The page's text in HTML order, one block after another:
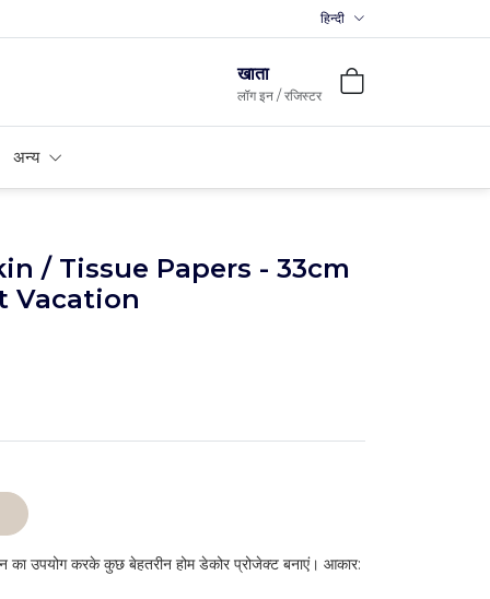
हिन्दी
खाता
लॉग इन / रजिस्टर
अन्य
/ Tissue Papers - 33cm
Vacation
का उपयोग करके कुछ बेहतरीन होम डेकोर प्रोजेक्ट बनाएं। आकार: